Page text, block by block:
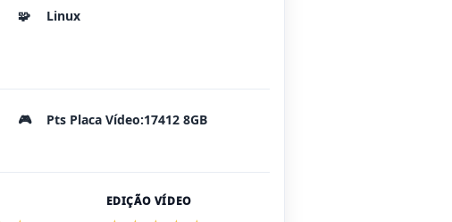
🧩 Linux
🎮
Pts Placa Vídeo:17412 8GB
EDIÇÃO VÍDEO